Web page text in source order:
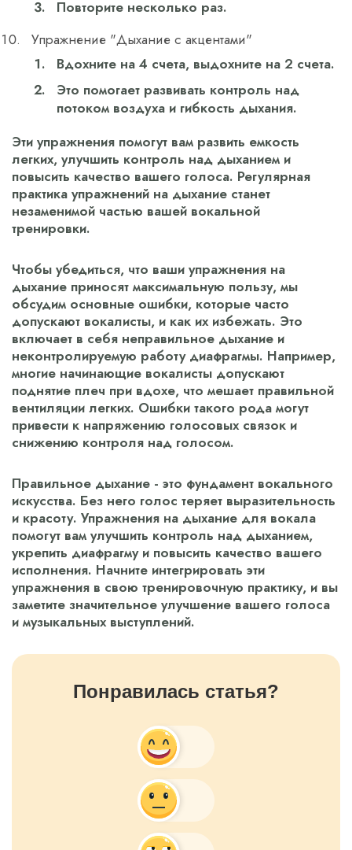
Повторите несколько раз.
Упражнение "Дыхание с акцентами"
Вдохните на 4 счета, выдохните на 2 счета.
Это помогает развивать контроль над
потоком воздуха и гибкость дыхания.
Эти упражнения помогут вам развить емкость
легких, улучшить контроль над дыханием и
повысить качество вашего голоса. Регулярная
практика упражнений на дыхание станет
незаменимой частью вашей вокальной
тренировки.
Чтобы убедиться, что ваши упражнения на
дыхание приносят максимальную пользу, мы
обсудим основные ошибки, которые часто
допускают вокалисты, и как их избежать. Это
включает в себя неправильное дыхание и
неконтролируемую работу диафрагмы. Например,
многие начинающие вокалисты допускают
поднятие плеч при вдохе, что мешает правильной
вентиляции легких. Ошибки такого рода могут
привести к напряжению голосовых связок и
снижению контроля над голосом.
Правильное дыхание - это фундамент вокального
искусства. Без него голос теряет выразительность
и красоту. Упражнения на дыхание для вокала
помогут вам улучшить контроль над дыханием,
укрепить диафрагму и повысить качество вашего
исполнения. Начните интегрировать эти
упражнения в свою тренировочную практику, и вы
заметите значительное улучшение вашего голоса
и музыкальных выступлений.
Понравилась статья?